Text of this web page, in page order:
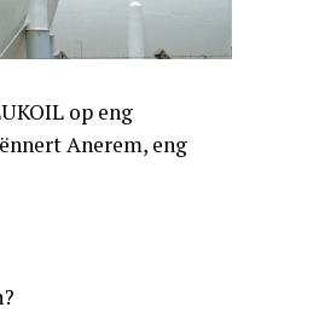
op eng
Anerem, eng